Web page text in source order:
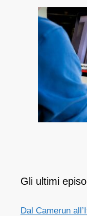
Gli ultimi
Dal Camerun